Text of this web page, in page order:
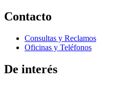
Contacto
Consultas y Reclamos
Oficinas y Teléfonos
De interés